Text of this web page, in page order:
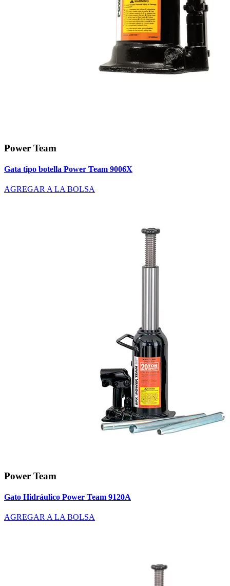
Power Team
Gata tipo botella Power Team 9006X
AGREGAR A LA BOLSA
Power Team
Gato Hidráulico Power Team 9120A
AGREGAR A LA BOLSA